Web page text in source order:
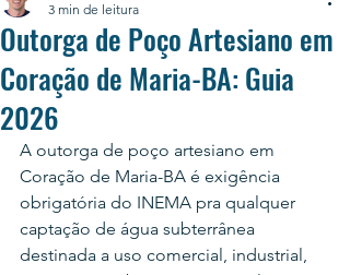
Outorga de Poço Artesiano em
Coração de Maria-BA: Guia
2026
3 min de leitura
A outorga de poço artesiano em
Coração de Maria-BA é exigência
obrigatória do INEMA pra qualquer
captação de água subterrânea
destinada a uso comercial, industrial,